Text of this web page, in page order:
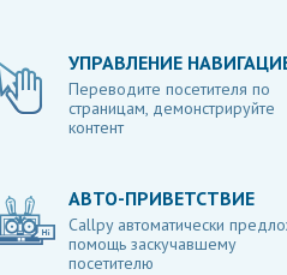
УПРАВЛЕНИЕ
Переводите посетителя по
страницам, демонстрируйте
контент
АВТО-ПРИВЕТСТВИЕ
Callpy автоматически
помощь заскучавшему
посетителю